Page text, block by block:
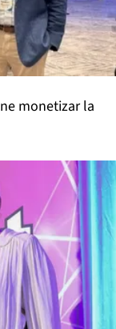
monetizar la